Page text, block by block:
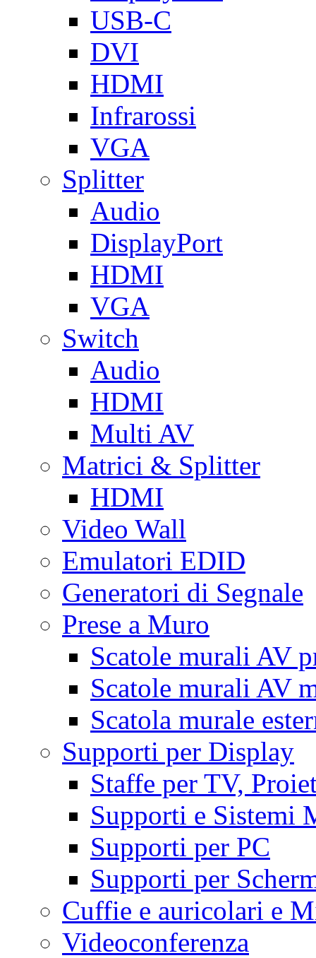
USB-C
DVI
HDMI
Infrarossi
VGA
Splitter
Audio
DisplayPort
HDMI
VGA
Switch
Audio
HDMI
Multi AV
Matrici & Splitter
HDMI
Video Wall
Emulatori EDID
Generatori di Segnale
Prese a Muro
Scatole murali AV
Scatole murali AV
Scatola murale
Supporti per Display
Staffe per TV,
Supporti e Sistemi
Supporti per PC
Supporti per
Cuffie e auricolari e
Videoconferenza